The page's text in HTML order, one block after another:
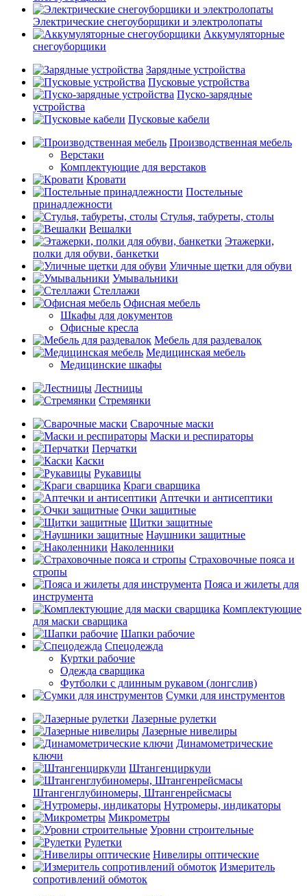
Электрические снегоуборщики и электролопаты
Аккумуляторные
снегоуборщики
Зарядные устройства
Пусковые устройства
Пуско-зарядные
устройства
Пусковые кабели
Производственная мебель
Верстаки
Комплектующие для верстаков
Кровати
Постельные
принадлежности
Стулья, табуреты, столы
Вешалки
Этажерки,
полки для обуви, банкетки
Уличные щетки для обуви
Умывальники
Стеллажи
Офисная мебель
Шкафы для документов
Офисные кресла
Мебель для раздевалок
Медицинская мебель
Медицинские шкафы
Лестницы
Стремянки
Сварочные маски
Маски и респираторы
Перчатки
Каски
Рукавицы
Краги сварщика
Аптечки и антисептики
Очки защитные
Щитки защитные
Наушники защитные
Наколенники
Страховочные пояса и
стропы
Пояса и жилеты для
инструмента
Комплектующие
для маски сварщика
Шапки рабочие
Спецодежда
Куртки рабочие
Одежда сварщика
Футболки с длинным рукавом (лонгслив)
Сумки для инструментов
Лазерные рулетки
Лазерные нивелиры
Динамометрические
ключи
Штангенциркули
Штангенглубиномеры, Штангенрейсмасы
Нутромеры, индикаторы
Микрометры
Уровни строительные
Рулетки
Нивелиры оптические
Измеритель
сопротивлений обмоток